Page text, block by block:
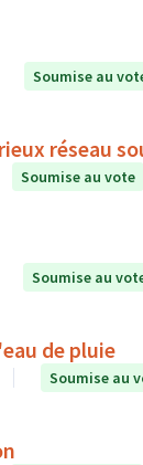
Soumise au
réseau
Soumise au vote
Soumise au
de pluie
Soumise au